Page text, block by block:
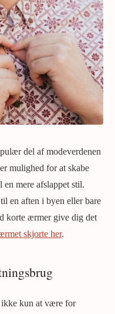
del af modeverdenen
mulighed for at skabe
mere afslappet stil.
en aften i byen eller bare
korte ærmer give dig det
skjorte her.
kun at være for